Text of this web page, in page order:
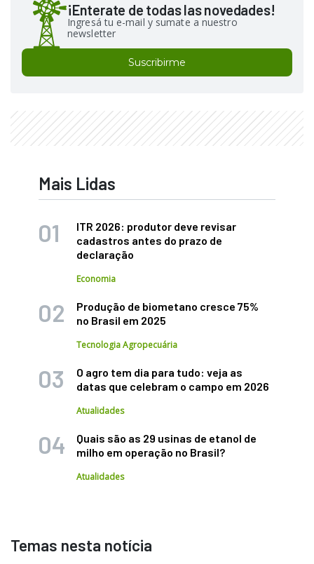
¡Enterate de todas las novedades!
Ingresá tu e-mail y sumate a nuestro
newsletter
Suscribirme
Mais Lidas
ITR 2026: produtor deve revisar
cadastros antes do prazo de
declaração
Economia
Produção de biometano cresce 75%
no Brasil em 2025
Tecnologia Agropecuária
O agro tem dia para tudo: veja as
datas que celebram o campo em 2026
Atualidades
Quais são as 29 usinas de etanol de
milho em operação no Brasil?
Atualidades
Temas nesta notícia